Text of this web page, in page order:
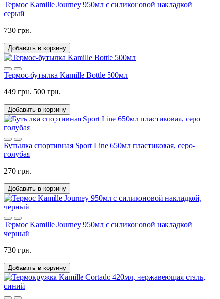
Термос Kamille Journey 950мл с силиконовой накладкой,
серый
730 грн.
Добавить в корзину
Термос-бутылка Kamille Bottle 500мл
449 грн. 500 грн.
Добавить в корзину
Бутылка спортивная Sport Line 650мл пластиковая, серо-
голубая
270 грн.
Добавить в корзину
Термос Kamille Journey 950мл с силиконовой накладкой,
черный
730 грн.
Добавить в корзину